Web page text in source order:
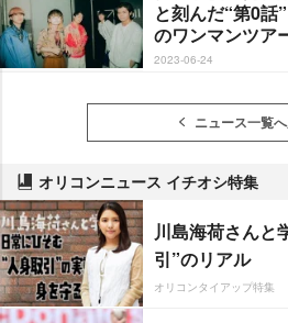
と刻んだ“第0
のワンマンツア
2023-06-24
ニュース一覧
オリコンニュース イチオシ特集
川島海荷さんと
引”のリアル
オリコンタイアップ特集